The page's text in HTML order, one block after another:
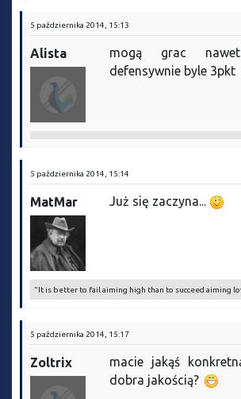
5 października 2014, 15:13
Alista
mogą grac
defensywnie byle 3pkt
5 października 2014, 15:14
MatMar Już się zaczyna...
"It is better to fail aiming high than to succeed aiming
5 października 2014, 15:17
Zoltrix
macie jakąś
dobra jakością?